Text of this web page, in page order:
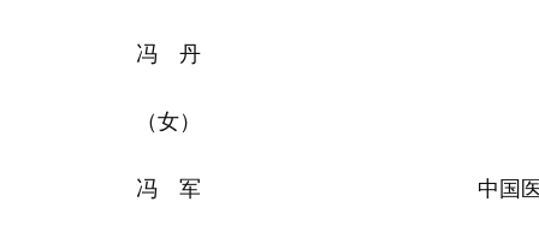
冯 丹
（女）
冯 军 中国